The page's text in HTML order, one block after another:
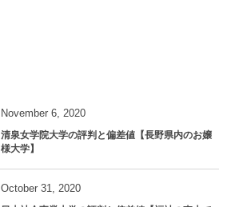
November 6, 2020
清泉女学院大学の評判と偏差値【長野県内のお嬢
様大学】
October 31, 2020